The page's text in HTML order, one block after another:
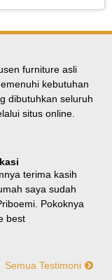
Silang
furniture asli
kebutuhan
dibutuhkan seluruh
situs online.
terima kasih
saya sudah
Pokoknya
best
Semua Testimoni